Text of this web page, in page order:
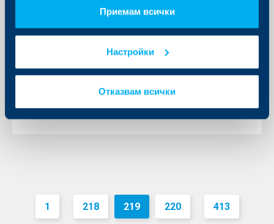
Приемам всички
Настройки
Отказвам всички
Клиентите на електронно
договорен от тях валутен курс
01 декември 2016
1 ... 218 219 220 ... 413